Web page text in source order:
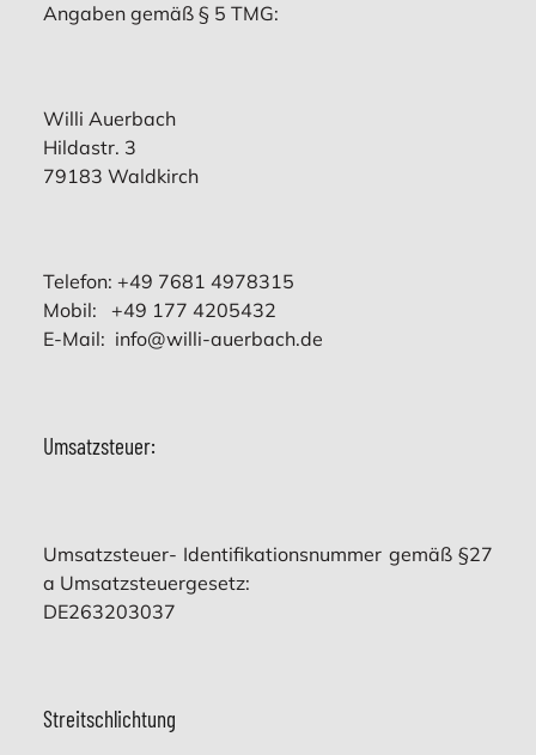
Kontakt
Angaben gemäß § 5 TMG:
Willi Auerbach
Hildastr. 3
79183 Waldkirch
Telefon: +49 7681 4978315
Mobil: +49 177 4205432
E-Mail: info@willi-auerbach.de
Umsatzsteuer:
Umsatzsteuer- Identifikationsnummer gemäß §27
a Umsatzsteuergesetz:
DE263203037
Streitschlichtung